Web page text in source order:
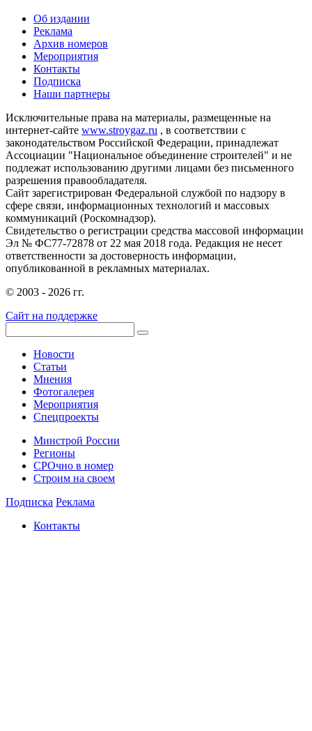
Об издании
Реклама
Архив номеров
Мероприятия
Контакты
Подписка
Наши партнеры
Исключительные права на материалы, размещенные на
интернет-сайте www.stroygaz.ru , в соответствии с
законодательством Российской Федерации, принадлежат
Ассоциации "Национальное объединение строителей" и не
подлежат использованию другими лицами без письменного
разрешения правообладателя.
Сайт зарегистрирован Федеральной службой по надзору в
сфере связи, информационных технологий и массовых
коммуникаций (Роскомнадзор).
Свидетельство о регистрации средства массовой информации
Эл № ФС77-72878 от 22 мая 2018 года. Редакция не несет
ответственности за достоверность информации,
опубликованной в рекламных материалах.
© 2003 - 2026 гг.
Сайт на поддержке
Новости
Статьи
Мнения
Фотогалерея
Мероприятия
Спецпроекты
Минстрой России
Регионы
СРОчно в номер
Строим на своем
Подписка Реклама
Контакты